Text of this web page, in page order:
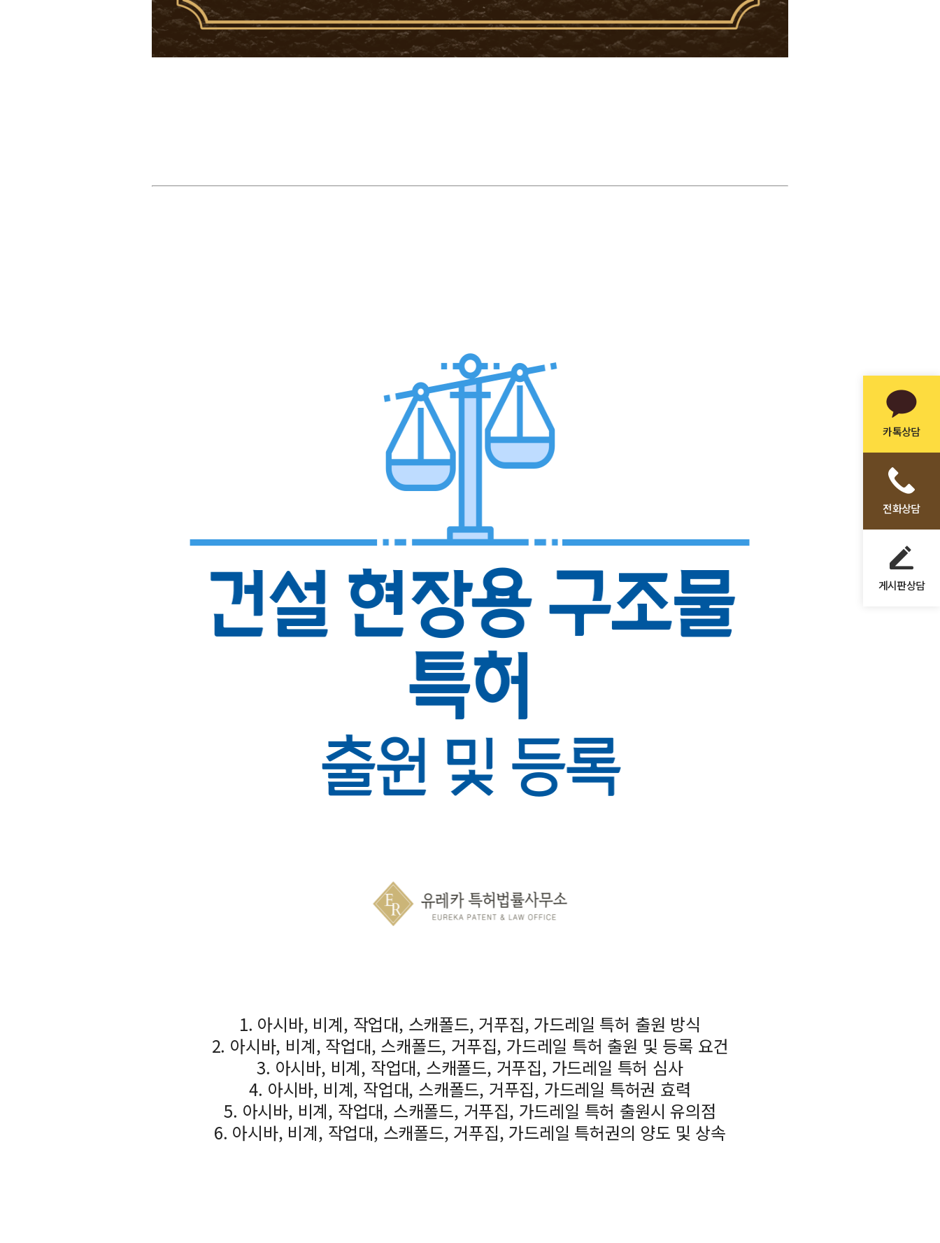
카톡상담
전화상담
게시판상담
1. 아시바, 비계, 작업대, 스캐폴드, 거푸집, 가드레일 특허 출원 방식
2. 아시바, 비계, 작업대, 스캐폴드, 거푸집, 가드레일 특허 출원 및 등록 요건
3. 아시바, 비계, 작업대, 스캐폴드, 거푸집, 가드레일 특허 심사
4. 아시바, 비계, 작업대, 스캐폴드, 거푸집, 가드레일 특허권 효력
5. 아시바, 비계, 작업대, 스캐폴드, 거푸집, 가드레일 특허 출원시 유의점
6. 아시바, 비계, 작업대, 스캐폴드, 거푸집, 가드레일 특허권의 양도 및 상속